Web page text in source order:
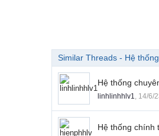
Similar Threads - Hệ
Hệ thống
linhlinhhlv1, 14/6/
Hệ thống chính